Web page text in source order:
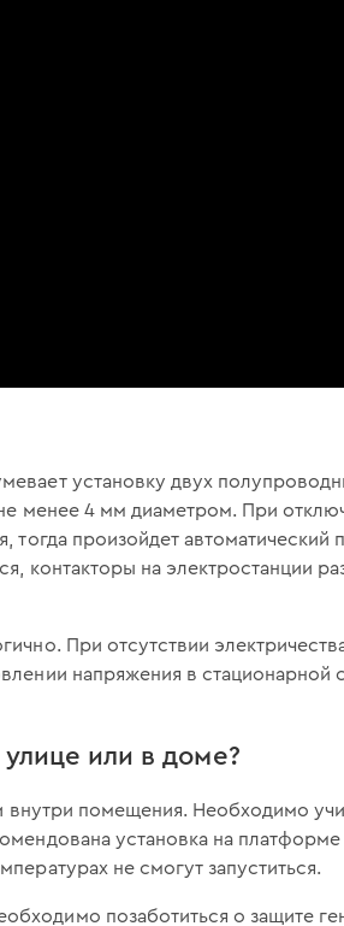
установку двух
менее 4 мм диаметром. При
тогда произойдет автоматический
контакторы на электростанции
При отсутствии
напряжения в стационарной
улице или в доме?
внутри помещения. Необходимо
установка на
не смогут запуститься.
позаботиться о защите